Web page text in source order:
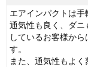
エアインパクトは手
通気性も良く、ダ
しているお客様か
す。
また、通気性もよく